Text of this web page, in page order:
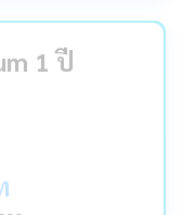
1 ปี